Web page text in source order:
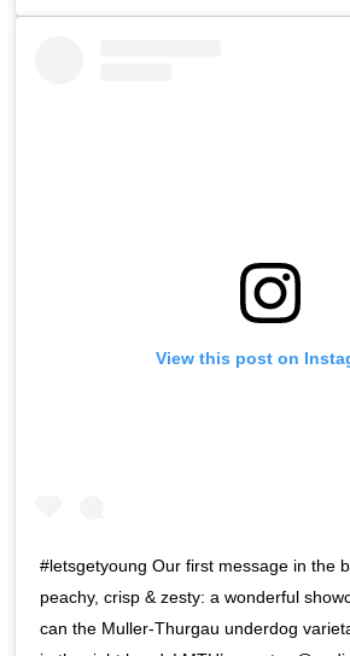
View this post on
#letsgetyoung Our first message in the
peachy, crisp & zesty: a wonderful
can the Muller-Thurgau underdog